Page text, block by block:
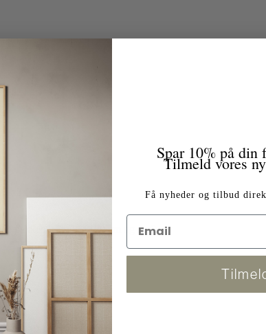
pakken. (Fra 86x120 cm og ned)
Spar 10% på din
Tilmeld vores
Få nyheder og tilbud